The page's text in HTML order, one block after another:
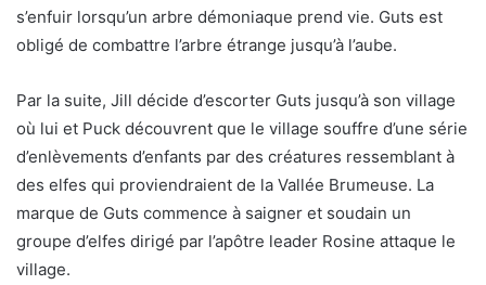
s’enfuir lorsqu’un arbre démoniaque prend vie. Guts est
obligé de combattre l’arbre étrange jusqu’à l’aube.
Par la suite, Jill décide d’escorter Guts jusqu’à son village
où lui et Puck découvrent que le village souffre d’une série
d’enlèvements d’enfants par des créatures ressemblant à
des elfes qui proviendraient de la Vallée Brumeuse. La
marque de Guts commence à saigner et soudain un
groupe d’elfes dirigé par l’apôtre leader Rosine attaque le
village.